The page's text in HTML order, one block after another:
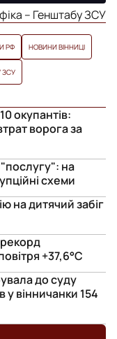
– Генштабу ЗСУ
РФ НОВИНИ ВІННИЦІ
ЗСУ
окупантів:
ворога за
"послугу": на
схеми
на дитячий забіг
рекорд
+37,6°С
до суду
вінничанки 154